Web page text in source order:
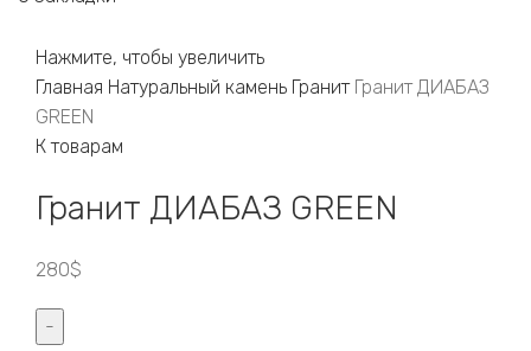
Нажмите, чтобы увеличить
Главная Натуральный камень Гранит Гранит ДИАБАЗ
GREEN
К товарам
Гранит ДИАБАЗ GREEN
280$